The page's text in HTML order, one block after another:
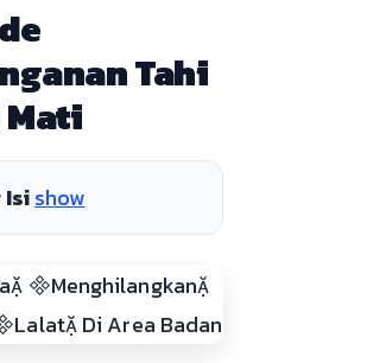
Tahi
show